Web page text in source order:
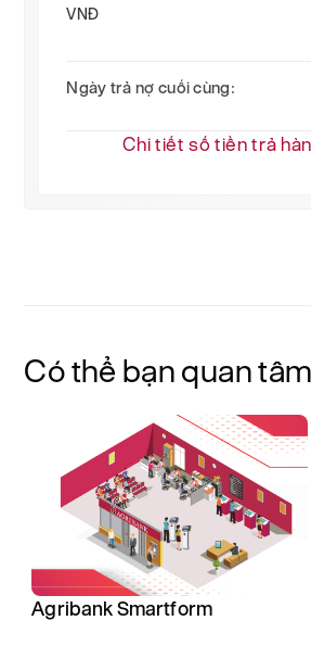
VNĐ
Ngày trả nợ cuối cùng:
Chi tiết số tiền trả
Có thể bạn quan tâm
Agribank Smartform